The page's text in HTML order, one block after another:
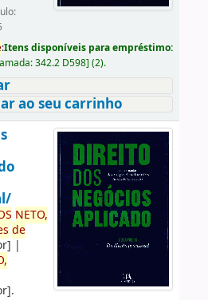
:Itens disponíveis para empréstimo:
342.2 D598] (2).
ao seu carrinho
NETO,
de
|
.